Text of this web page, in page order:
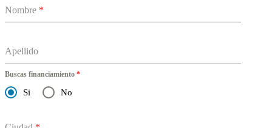
Nombre *
Apellido
Buscas financiamiento *
Si No